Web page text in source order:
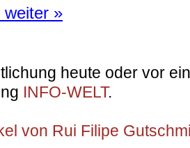
weiter »
heute oder vor
INFO-WELT.
von Rui Filipe